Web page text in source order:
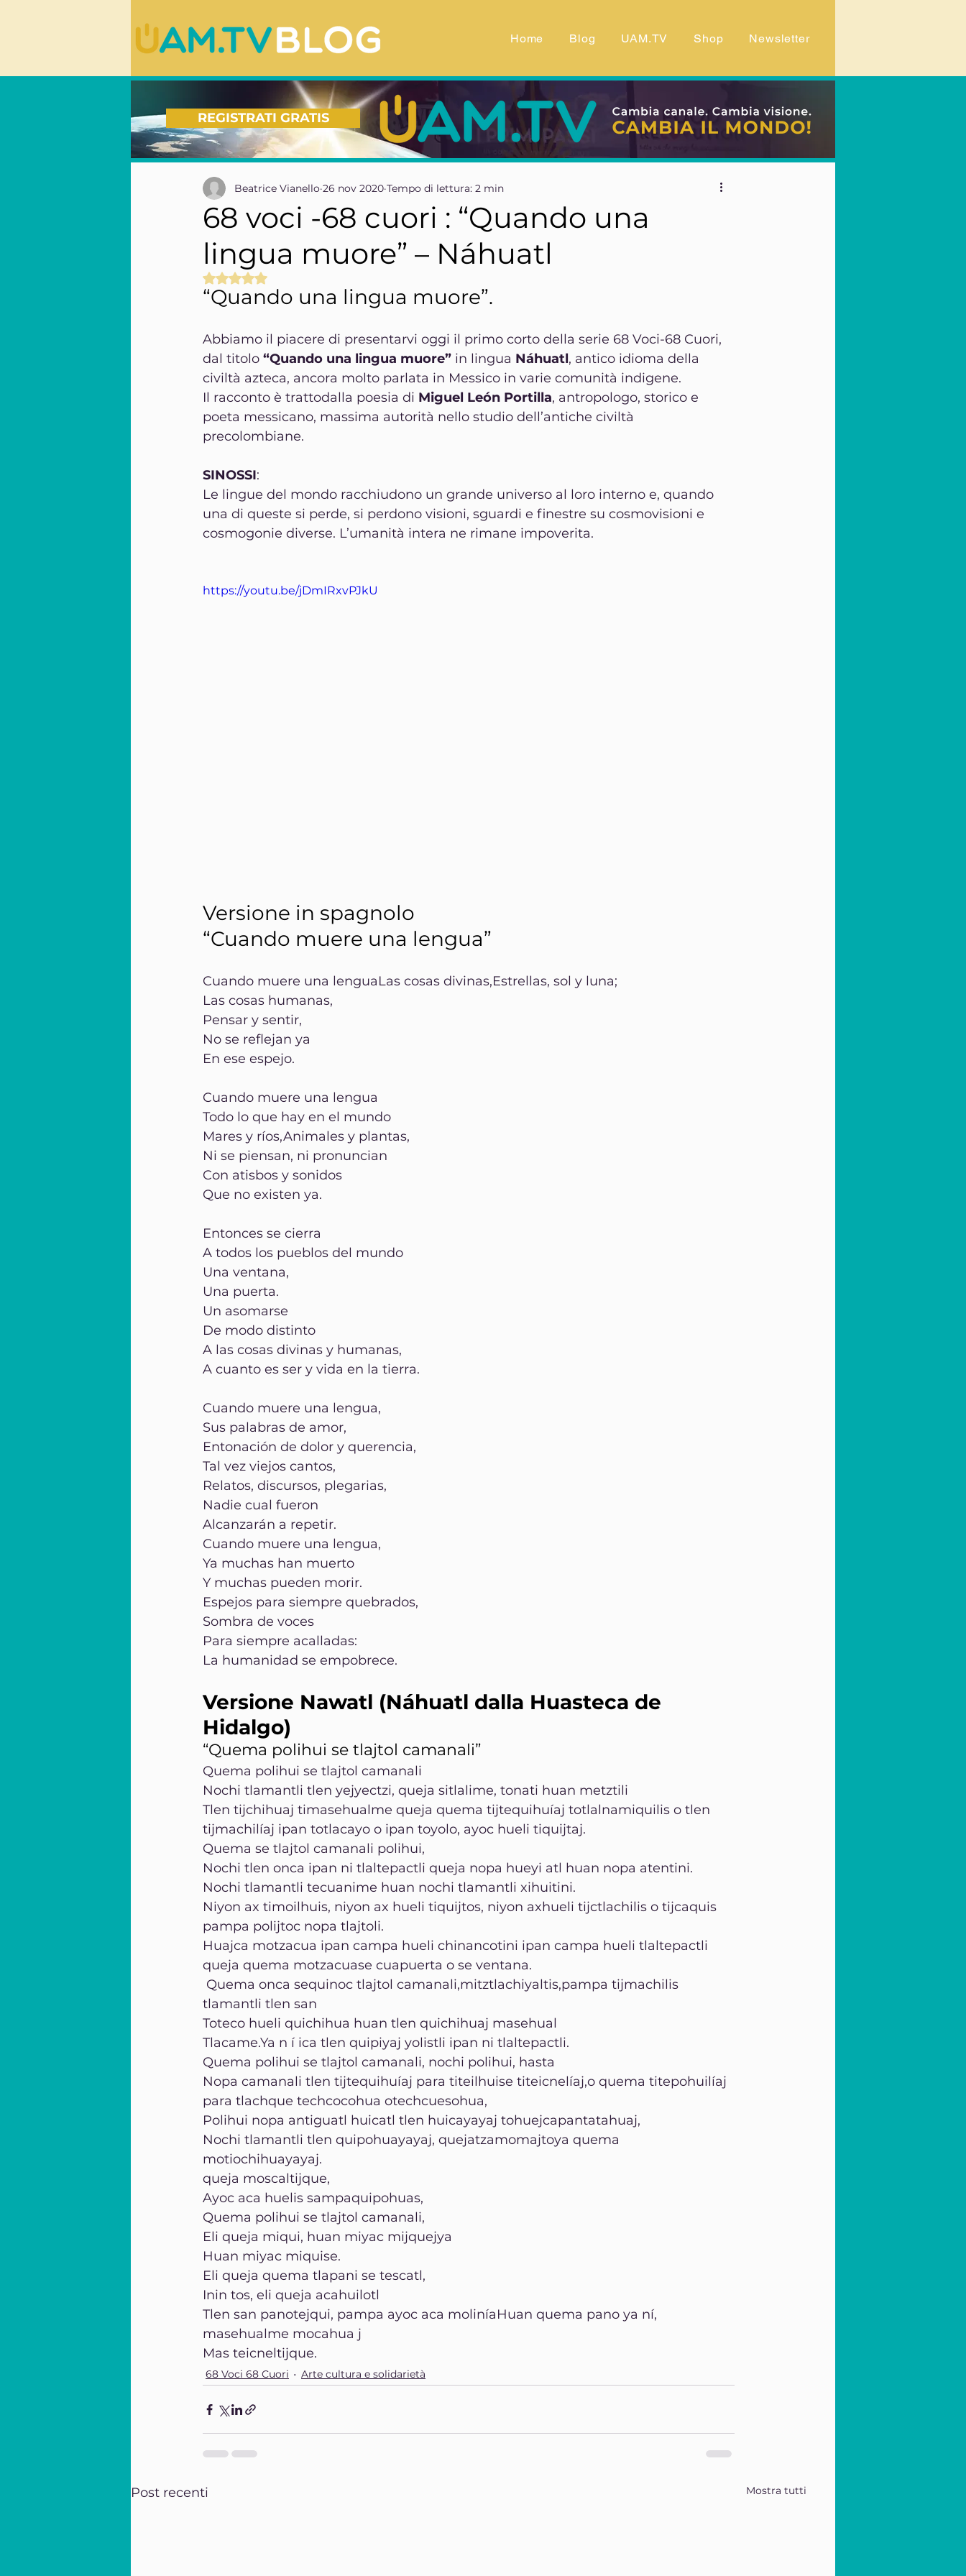
Home Blog UAM.TV Shop Newsletter
68 voci -68 cuori : “Quando una
lingua muore” – Náhuatl
Beatrice Vianello 26 nov 2020 Tempo di lettura: 2 min
Valutazione NaN stelle su 5.
“Quando una lingua muore”.
Abbiamo il piacere di presentarvi oggi il primo corto della serie 68 Voci-68 Cuori,
dal titolo “Quando una lingua muore” in lingua Náhuatl, antico idioma della
civiltà azteca, ancora molto parlata in Messico in varie comunità indigene.
Il racconto è trattodalla poesia di Miguel León Portilla, antropologo, storico e
poeta messicano, massima autorità nello studio dell’antiche civiltà
precolombiane.
SINOSSI:
Le lingue del mondo racchiudono un grande universo al loro interno e, quando
una di queste si perde, si perdono visioni, sguardi e finestre su cosmovisioni e
cosmogonie diverse. L’umanità intera ne rimane impoverita.
https://youtu.be/jDmIRxvPJkU
Versione in spagnolo
“Cuando muere una lengua”
Cuando muere una lenguaLas cosas divinas,Estrellas, sol y luna;
Las cosas humanas,
Pensar y sentir,
No se reflejan ya
En ese espejo.
Cuando muere una lengua
Todo lo que hay en el mundo
Mares y ríos,Animales y plantas,
Ni se piensan, ni pronuncian
Con atisbos y sonidos
Que no existen ya.
Entonces se cierra
A todos los pueblos del mundo
Una ventana,
Una puerta.
Un asomarse
De modo distinto
A las cosas divinas y humanas,
A cuanto es ser y vida en la tierra.
Cuando muere una lengua,
Sus palabras de amor,
Entonación de dolor y querencia,
Tal vez viejos cantos,
Relatos, discursos, plegarias,
Nadie cual fueron
Alcanzarán a repetir.
Cuando muere una lengua,
Ya muchas han muerto
Y muchas pueden morir.
Espejos para siempre quebrados,
Sombra de voces
Para siempre acalladas:
La humanidad se empobrece.
Versione Nawatl (Náhuatl dalla Huasteca de
Hidalgo)
“Quema polihui se tlajtol camanali”
Quema polihui se tlajtol camanali
Nochi tlamantli tlen yejyectzi, queja sitlalime, tonati huan metztili
Tlen tijchihuaj timasehualme queja quema tijtequihuíaj totlalnamiquilis o tlen
tijmachilíaj ipan totlacayo o ipan toyolo, ayoc hueli tiquijtaj.
Quema se tlajtol camanali polihui,
Nochi tlen onca ipan ni tlaltepactli queja nopa hueyi atl huan nopa atentini.
Nochi tlamantli tecuanime huan nochi tlamantli xihuitini.
Niyon ax timoilhuis, niyon ax hueli tiquijtos, niyon axhueli tijctlachilis o tijcaquis
pampa polijtoc nopa tlajtoli.
Huajca motzacua ipan campa hueli chinancotini ipan campa hueli tlaltepactli
queja quema motzacuase cuapuerta o se ventana.
Quema onca sequinoc tlajtol camanali,mitztlachiyaltis,pampa tijmachilis
tlamantli tlen san
Toteco hueli quichihua huan tlen quichihuaj masehual
Tlacame.Ya n í ica tlen quipiyaj yolistli ipan ni tlaltepactli.
Quema polihui se tlajtol camanali, nochi polihui, hasta
Nopa camanali tlen tijtequihuíaj para titeilhuise titeicnelíaj,o quema titepohuilíaj
para tlachque techcocohua otechcuesohua,
Polihui nopa antiguatl huicatl tlen huicayayaj tohuejcapantatahuaj,
Nochi tlamantli tlen quipohuayayaj, quejatzamomajtoya quema
motiochihuayayaj.
queja moscaltijque,
Ayoc aca huelis sampaquipohuas,
Quema polihui se tlajtol camanali,
Eli queja miqui, huan miyac mijquejya
Huan miyac miquise.
Eli queja quema tlapani se tescatl,
Inin tos, eli queja acahuilotl
Tlen san panotejqui, pampa ayoc aca moliníaHuan quema pano ya ní,
masehualme mocahua j
Mas teicneltijque.
68 Voci 68 Cuori Arte cultura e solidarietà
Post recenti Mostra tutti
REGISTRATI GRATIS